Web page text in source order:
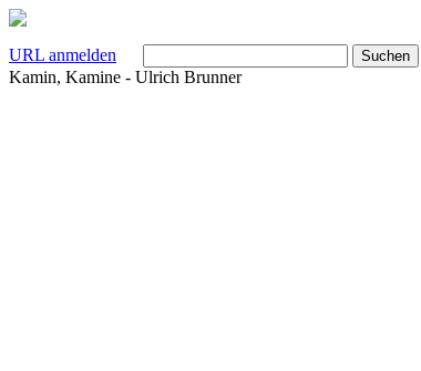
URL anmelden
Kamin, Kamine - Ulrich Brunner